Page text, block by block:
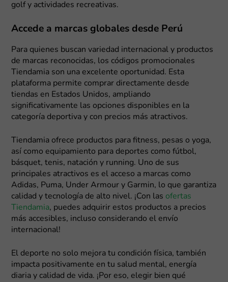
golf y actividades recreativas.
Accede a marcas globales desde Perú
Para quienes buscan variedad internacional y productos
de marcas reconocidas, los códigos promocionales
Tiendamia son una excelente oportunidad. Esta
plataforma permite comprar directamente desde
tiendas en Estados Unidos, ampliando
significativamente las opciones disponibles en la
categoría deportiva y con precios más atractivos.
Tiendamia ofrece productos para fitness, pesas o yoga,
así como equipamiento para deportes como fútbol,
básquet, tenis, natación y running. Uno de sus
principales atractivos es el acceso a marcas como
Adidas, Puma, Under Armour y Garmin, lo que garantiza
calidad y tecnología de alto nivel. ¡Con las ofertas
Tiendamia, puedes adquirir estos productos a precios
más accesibles, incluso considerando el envío
internacional!
El deporte no solo mejora tu condición física, también
impacta positivamente en tu salud mental, energía
diaria y calidad de vida. ¡Por eso, elegir bien qué